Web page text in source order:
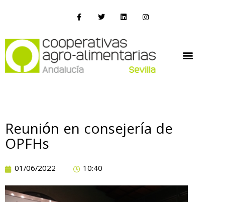
Reunión en consejería de
OPFHs
01/06/2022 10:40